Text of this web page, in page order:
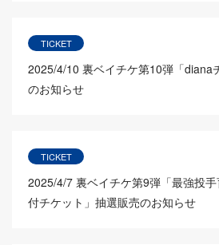
TICKET
2025/4/10 裏ベイチケ第10弾「diana
のお知らせ
TICKET
2025/4/7 裏ベイチケ第9弾「最強投
付チケット」抽選販売のお知らせ